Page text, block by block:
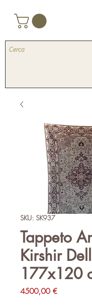
SKU: SK937
Tappeto
Kirshir
177x120
4500,00 €Prezzo